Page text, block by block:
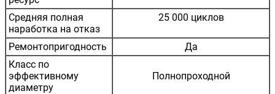
Средняя полная
наработка на отказ
25 000 циклов
Ремонтопригодность
Да
Класс по
эффективному
диаметру
Полнопроходной